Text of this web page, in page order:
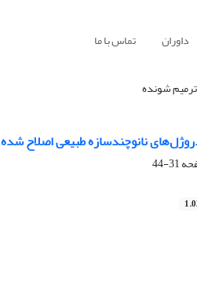
داوران تماس با ما
شونده
نانوچندسازه طبیعی اصلاح شده
31-44